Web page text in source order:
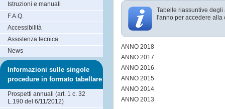
Tabelle riassuntive
l'anno per accedere
ANNO 2018
ANNO 2017
ANNO 2016
ANNO 2015
ANNO 2014
ANNO 2013
Istruzioni e manuali
F.A.Q.
Accessibilità
Assistenza tecnica
News
Informazioni sulle singole
procedure in formato tabellare
Prospetti annuali (art. 1 c. 32
L.190 del 6/11/2012)